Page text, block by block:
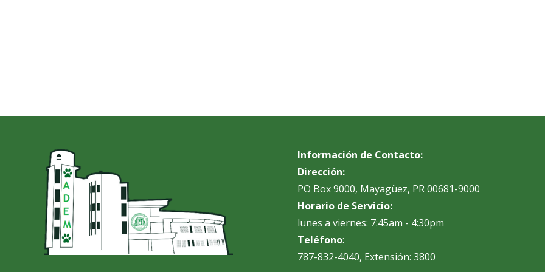
Información de Contacto:
Dirección:
PO Box 9000, Mayagüez, PR 00681-9000
Horario de Servicio:
lunes a viernes: 7:45am - 4:30pm
Teléfono:
787-832-4040, Extensión: 3800